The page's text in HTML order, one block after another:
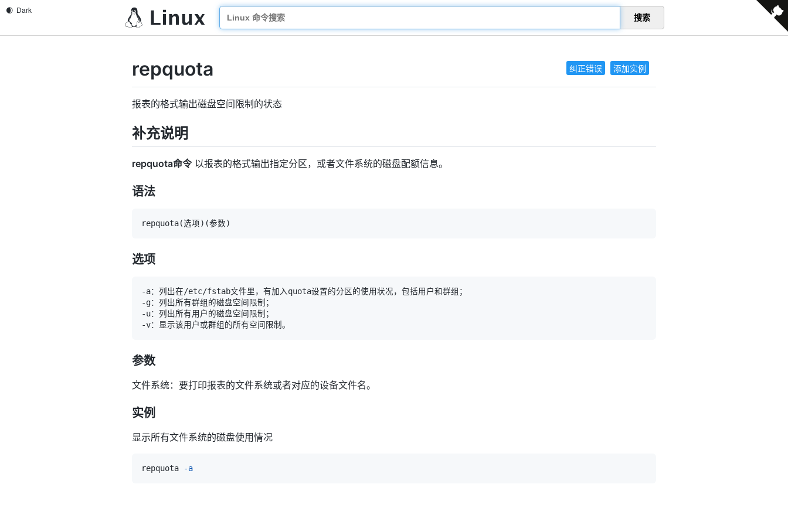
搜索
纠正错误 添加实例
repquota
报表的格式输出磁盘空间限制的状态
补充说明
repquota命令以报表的格式输出指定分区，或者文件系统的磁盘配额信息。
语法
repquota(选项) (参数)
选项
参数
文件系统：要打印报表的文件系统或者对应的设备文件名。
实例
显示所有文件系统的磁盘使用情况
repquota -a